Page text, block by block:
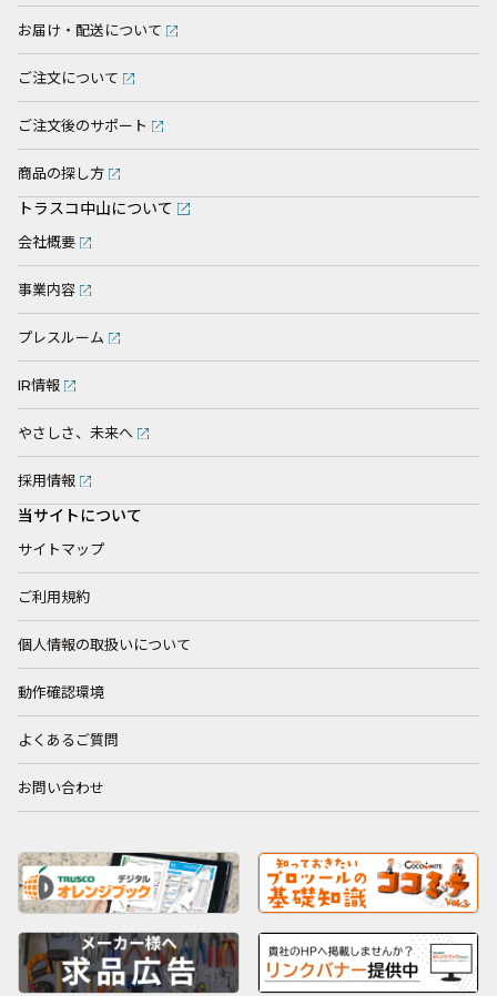
お届け・配送について
ご注文について
ご注文後のサポート
商品の探し方
トラスコ中山について
会社概要
事業内容
プレスルーム
IR情報
やさしさ、未来へ
採用情報
当サイトについて
サイトマップ
ご利用規約
個人情報の取扱いについて
動作確認環境
よくあるご質問
お問い合わせ